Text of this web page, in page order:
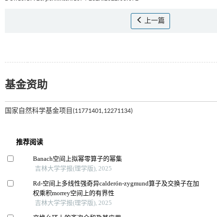
上一篇
基金资助
国家自然科学基金项目(11771401,12271134)